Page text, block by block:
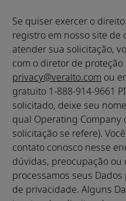
Se quiser exercer o
registro em nosso site de
atender sua solicitação,
com o diretor de
privacy@veralto.com ou
gratuito 1-888-914-9661
solicitado, deixe seu
qual Operating Company
solicitação se refere).
contato conosco nesse
dúvidas, preocupação ou
processamos seus
de privacidade. Alguns